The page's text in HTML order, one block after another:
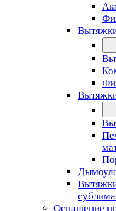
Оснащение